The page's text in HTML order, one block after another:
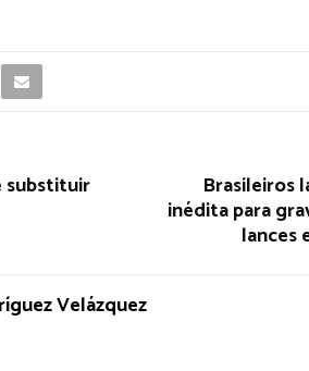
substituir Brasileiros
inédita para
lances
Velázquez